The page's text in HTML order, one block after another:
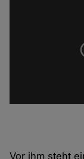
Vor ihm steht